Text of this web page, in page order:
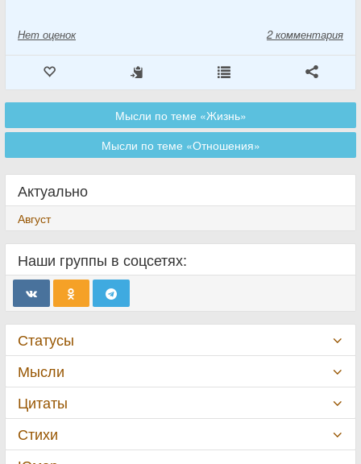
Нет оценок 2 комментария
Мысли по теме «Жизнь»
Мысли по теме «Отношения»
Актуально
Август
Наши группы в соцсетях:
Статусы
Мысли
Цитаты
Стихи